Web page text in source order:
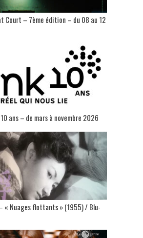
Court – 7ème édition – du 08 au 12
ans – de mars à novembre 2026
« Nuages flottants » (1955) / Blu-